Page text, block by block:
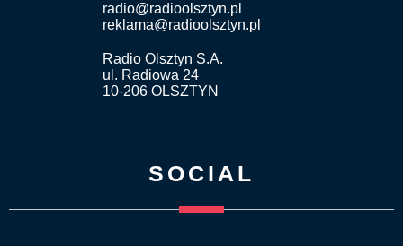
radio@radioolsztyn.pl
reklama@radioolsztyn.pl
Radio Olsztyn S.A.
ul. Radiowa 24
10-206 OLSZTYN
SOCIAL